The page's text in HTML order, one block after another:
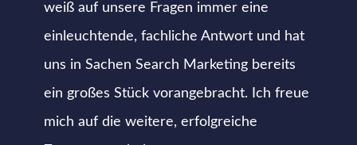
weiß auf unsere Fragen immer eine
einleuchtende, fachliche Antwort und hat
uns in Sachen Search Marketing bereits
ein großes Stück vorangebracht. Ich freue
mich auf die weitere, erfolgreiche